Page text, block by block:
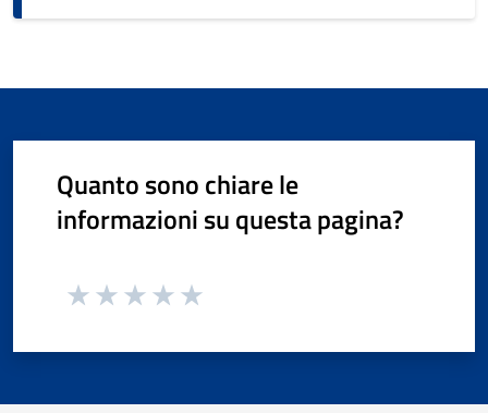
Quanto sono chiare le
informazioni su questa pagina?